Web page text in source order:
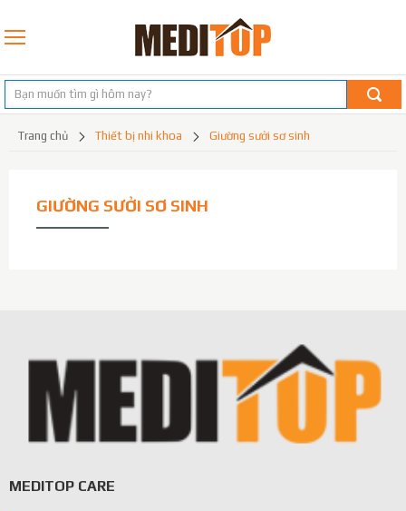
trang chủ thiết bị nhi khoa giường sưởi sơ sinh
GIƯỜNG SƯỞI SƠ SINH
MEDITOP CARE